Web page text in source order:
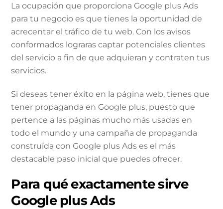
La ocupación que proporciona Google plus Ads
para tu negocio es que tienes la oportunidad de
acrecentar el tráfico de tu web. Con los avisos
conformados lograras captar potenciales clientes
del servicio a fin de que adquieran y contraten tus
servicios.
Si deseas tener éxito en la página web, tienes que
tener propaganda en Google plus, puesto que
pertence a las páginas mucho más usadas en
todo el mundo y una campaña de propaganda
construída con Google plus Ads es el más
destacable paso inicial que puedes ofrecer.
Para qué exactamente sirve
Google plus Ads